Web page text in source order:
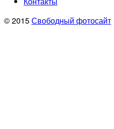
© 2015Свободный фотосайт